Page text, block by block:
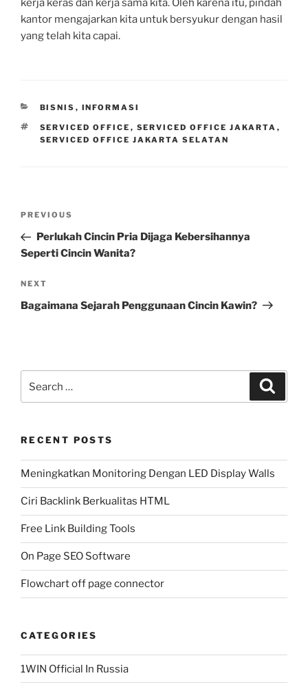
kerja keras dan kerja sama kita. Oleh karena itu, pindah
kantor mengajarkan kita untuk bersyukur dengan hasil
yang telah kita capai.
CATEGORIES
BISNIS , INFORMASI
TAGS
SERVICED OFFICE , SERVICED OFFICE JAKARTA ,
SERVICED OFFICE JAKARTA SELATAN
Previous
Post
PREVIOUS
Perlukah Cincin Pria Dijaga Kebersihannya
Seperti Cincin Wanita?
Next
Post
NEXT
Bagaimana Sejarah Penggunaan Cincin Kawin?
for:
RECENT POSTS
Meningkatkan Monitoring Dengan LED Display Walls
Ciri Backlink Berkualitas HTML
Free Link Building Tools
On Page SEO Software
Flowchart off page connector
CATEGORIES
1WIN Official In Russia